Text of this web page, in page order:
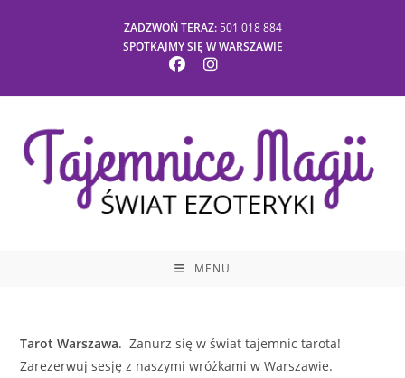
ZADZWOŃ TERAZ:501 018 884
SPOTKAJMY SIĘ W WARSZAWIE
MENU
Tarot Warszawa. Zanurz się w świat tajemnic tarota!
Zarezerwuj sesję z naszymi wróżkami w Warszawie.